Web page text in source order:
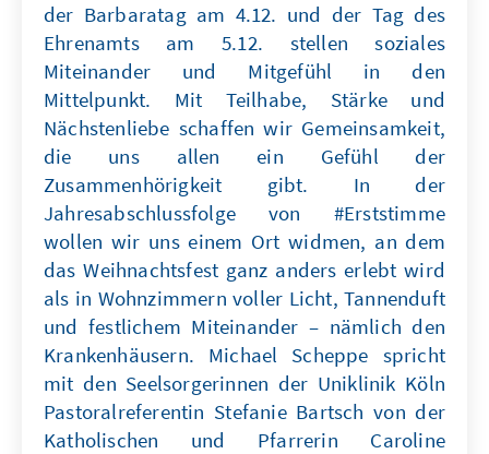
der Barbaratag am 4.12. und der Tag des
Ehrenamts am 5.12. stellen soziales
Miteinander und Mitgefühl in den
Mittelpunkt. Mit Teilhabe, Stärke und
Nächstenliebe schaffen wir Gemeinsamkeit,
die uns allen ein Gefühl der
Zusammenhörigkeit gibt. In der
Jahresabschlussfolge von #Erststimme
wollen wir uns einem Ort widmen, an dem
das Weihnachtsfest ganz anders erlebt wird
als in Wohnzimmern voller Licht, Tannenduft
und festlichem Miteinander – nämlich den
Krankenhäusern. Michael Scheppe spricht
mit den Seelsorgerinnen der Uniklinik Köln
Pastoralreferentin Stefanie Bartsch von der
Katholischen und Pfarrerin Caroline